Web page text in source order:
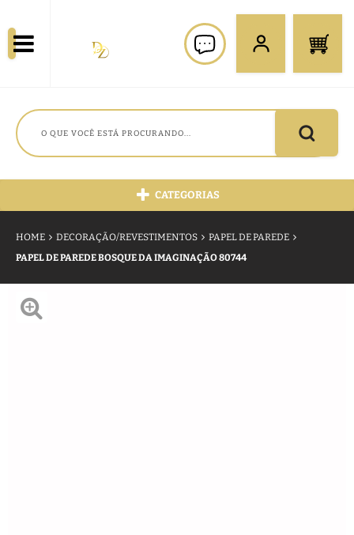
CATEGORIAS
HOME DECORAÇÃO/REVESTIMENTOS
PAPEL DE PAREDE
PAPEL DE PAREDE BOSQUE DA IMAGINAÇÃO 80744